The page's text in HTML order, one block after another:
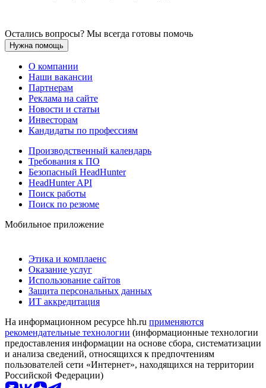
Остались вопросы? Мы всегда готовы помочь
Нужна помощь
О компании
Наши вакансии
Партнерам
Реклама на сайте
Новости и статьи
Инвесторам
Кандидаты по профессиям
Производственный календарь
Требования к ПО
Безопасный HeadHunter
HeadHunter API
Поиск работы
Поиск по резюме
Мобильное приложение
Этика и комплаенс
Оказание услуг
Использование сайтов
Защита персональных данных
ИТ аккредитация
На информационном ресурсе hh.ru применяются
рекомендательные технологии (информационные технологии
предоставления информации на основе сбора, систематизации
и анализа сведений, относящихся к предпочтениям
пользователей сети «Интернет», находящихся на территории
Российской Федерации)